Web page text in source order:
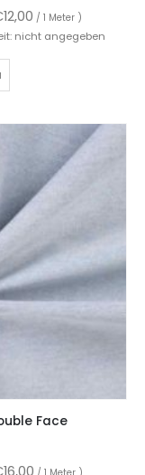
12,00 / 1 Meter )
nicht angegeben
Face
16,00